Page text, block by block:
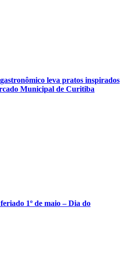
leva pratos inspirados
Municipal de Curitiba
1º de maio – Dia do